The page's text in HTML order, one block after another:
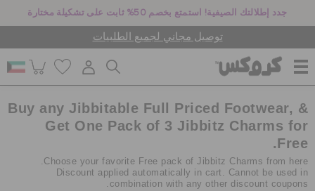
جدد إطلالتك الصيفية! استمتع بخصم 50% ثابت على تشكيلة مختارة
توصيل مجاني لجميع الطلبيات
للنساء
للرجال
Buy any Jibbitable Full Priced Footwear, &
Get One Pack of 3 Jibbitz Charms for
Free.
Choose your favorite Free pack of Jibbitz Charms from here.
Discount applied automatically in cart. Cannot be used in
combination with any other discount coupons.